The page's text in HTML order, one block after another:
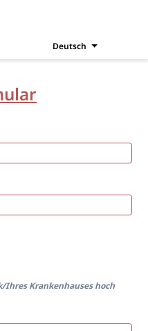
Deutsch
Krankenhauses hoch